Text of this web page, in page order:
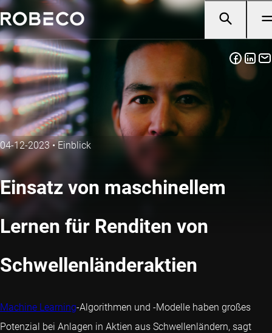
04-12-2023•Einblick
Einsatz von maschinellem
Lernen für Renditen von
Schwellenländeraktien
Machine Learning-Algorithmen und -Modelle haben großes
Potenzial bei Anlagen in Aktien aus Schwellenländern, sagt